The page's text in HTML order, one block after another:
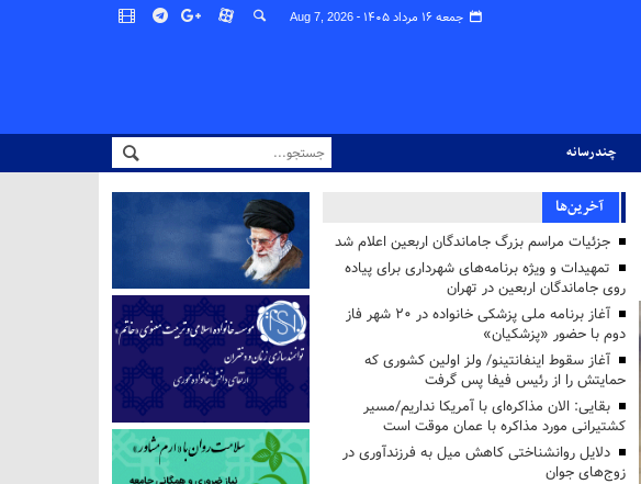
جمعه ۱۶ مرداد ۱۴۰۵ - Aug 7, 2026
چندرسانه
آخرین‌ها
جزئیات مراسم بزرگ جاماندگان اربعین اعلام شد
تمهیدات و ویژه برنامه‌های شهرداری برای پیاده
روی جاماندگان اربعین در تهران
آغاز برنامه ملی پزشکی خانواده در ۲۰ شهر فاز
دوم با حضور «پزشکیان»
آغاز سقوط اینفانتینو/ ولز اولین کشوری که
حمایتش را از رئیس فیفا پس گرفت
بقایی: الان مذاکره‌ای با آمریکا نداریم/مسیر
کشتیرانی مورد مذاکره با عمان موقت است
دلایل روانشناختی کاهش میل به فرزندآوری در
زوج‌های جوان